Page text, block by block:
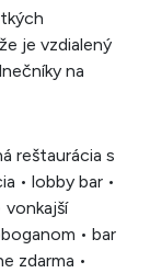
je vzdialený
na
reštaurácia s
• lobby bar •
vonkajší
• bar
zdarma •